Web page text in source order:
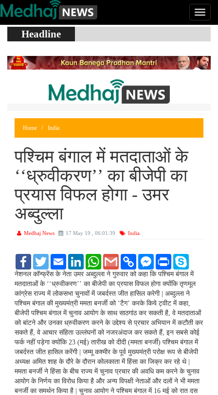
Headline
Home India
पश्चिम बंगाल में मतदाताओं के
‘‘ध्रुवीकरण’’ का बीजेपी का
प्रयास विफल होगा - उमर
अब्दुल्ला
Medhaj News 17 May 19 , 06:01:39 India
F
c
e
b
o
o
k
T
i
t
t
e
r
E
m
a
i
l
L
n
k
e
d
I
n
W
a
t
A
p
p
G
a
i
l
C
p
y
L
i
n
k
F
c
e
b
o
o
k
M
e
s
s
e
n
g
e
r
P
i
n
t
y
p
e
नेशनल कॉन्फ्रेंस के नेता उमर अब्दुल्ला ने गुरुवार को कहा कि पश्चिम बंगाल में
मतदाताओं के ‘‘ध्रुवीकरण’’ का बीजेपी का प्रयास विफल होगा क्योंकि तृणमूल
कांग्रेस राज्य में लोकसभा चुनावों में जबर्दस्त जीत हासिल करेगी | अब्दुल्ला ने
पश्चिम बंगाल की मुख्यमंत्री ममता बनर्जी को ‘टैग’ करके किये ट्वीट में कहा,
बीजेपी पश्चिम बंगाल में चुनाव आयोग के साथ साठगांठ कर सकती है, वे मतदाताओं
को बांटने और उनका ध्रुवीकरण करने के उद्देश्य से प्रचार अभियान में कटौती कर
सकते हैं, वे आचार संहिता उल्लंघनों को नजरअंदाज कर सकते हैं, इन सबसे कोई
फर्क नहीं पड़ेगा क्योंकि 23 (मई) तारीख को दीदी (ममता बनर्जी) पश्चिम बंगाल में
जबर्दस्त जीत हासिल करेंगी | जम्मू कश्मीर के पूर्व मुख्यमंत्री परोक्ष रूप से बीजेपी
अध्यक्ष अमित शाह के दौरे के दौरान कोलकाता में हिंसा का जिक्र कर रहे थे |
ममता बनर्जी ने हिंसा के बीच राज्य में चुनाव प्रचार की अवधि कम करने के चुनाव
आयोग के निर्णय का विरोध किया है और अन्य विपक्षी नेताओं और दलों ने भी ममता
बनर्जी का समर्थन किया है | चुनाव आयोग ने पश्चिम बंगाल में 16 मई को रात दस